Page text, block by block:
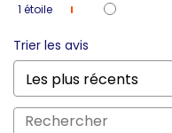
1 étoile
Trier les avis